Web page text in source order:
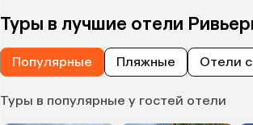
Туры в лучшие отели
Популярные Пляжные Отели
Туры в популярные у гостей отели